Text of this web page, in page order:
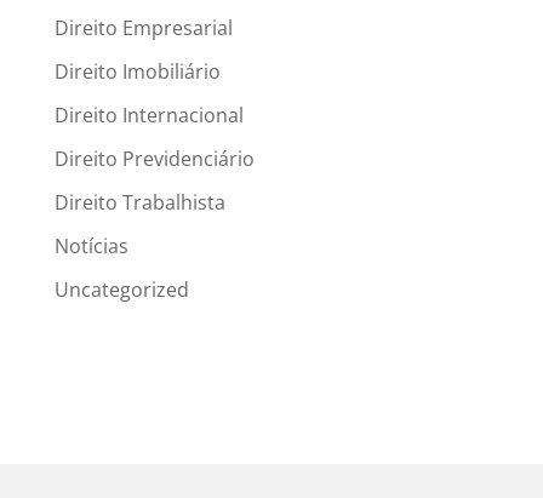
Direito Empresarial
Direito Imobiliário
Direito Internacional
Direito Previdenciário
Direito Trabalhista
Notícias
Uncategorized